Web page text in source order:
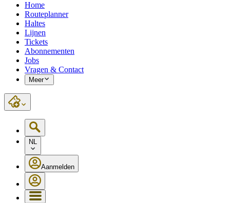
Home
Routeplanner
Haltes
Lijnen
Tickets
Abonnementen
Jobs
Vragen & Contact
Meer
NL
Aanmelden